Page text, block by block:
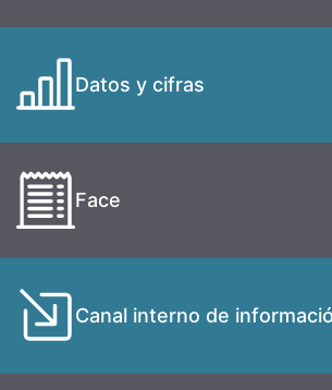
Datos y cifras
Face
Canal interno de